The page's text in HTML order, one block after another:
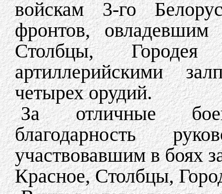
войскам 3-го
фронтов, овладевшим
Столбцы,
артиллерийскими
четырех орудий.
За отличные
благодарность
участвовавшим в боях
Красное, Столбцы,